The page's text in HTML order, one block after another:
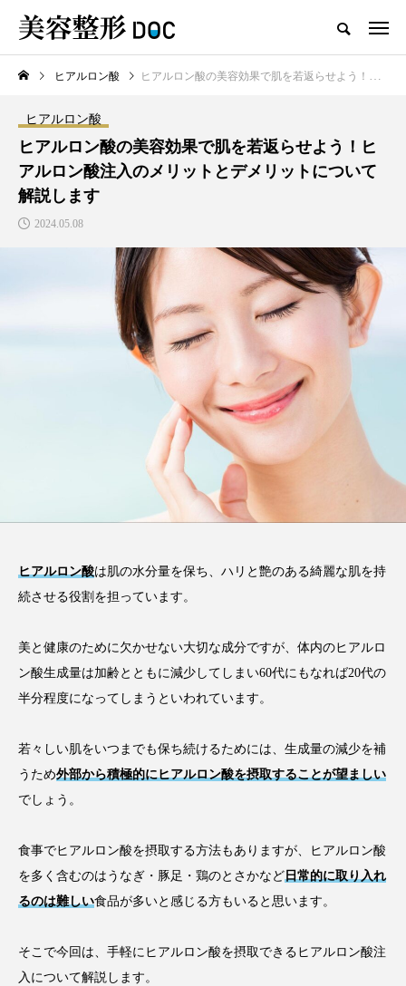
TOP ヒアルロン酸 婦人科形成
新着記事
注目のトピック
ヒアルロン酸 ヒアルロン酸の美容効果で肌を若返らせよう！ヒアルロン酸注入のメリットとデメリットについて解説します
ヒアルロン酸
ヒアルロン酸の美容効果で肌を若返らせよう！ヒ
アルロン酸注入のメリットとデメリットについて
解説します
2024.05.08
ヒアルロン酸は肌の水分量を保ち、ハリと艶のある綺麗な肌を持
続させる役割を担っています。
美と健康のために欠かせない大切な成分ですが、体内のヒアルロ
ン酸生成量は加齢とともに減少してしまい60代にもなれば20代の
半分程度になってしまうといわれています。
若々しい肌をいつまでも保ち続けるためには、生成量の減少を補
うため外部から積極的にヒアルロン酸を摂取することが望ましい
でしょう。
食事でヒアルロン酸を摂取する方法もありますが、ヒアルロン酸
を多く含むのはうなぎ・豚足・鶏のとさかなど日常的に取り入れ
るのは難しい食品が多いと感じる方もいると思います。
そこで今回は、手軽にヒアルロン酸を摂取できるヒアルロン酸注
入について解説します。